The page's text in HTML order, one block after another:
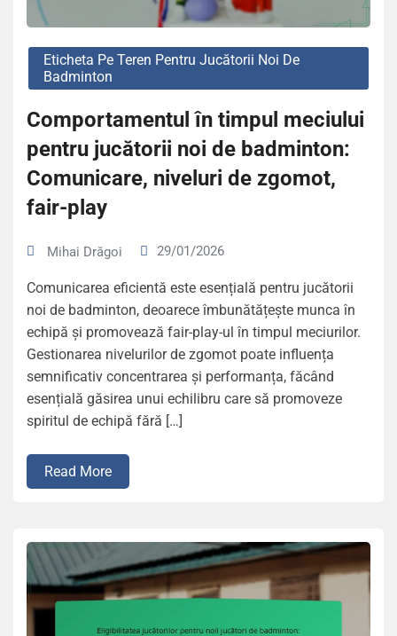
Eticheta Pe Teren Pentru Jucătorii Noi De
Badminton
Comportamentul în timpul meciului
pentru jucătorii noi de badminton:
Comunicare, niveluri de zgomot,
fair-play
Mihai Drăgoi 29/01/2026
Comunicarea eficientă este esențială pentru jucătorii
noi de badminton, deoarece îmbunătățește munca în
echipă și promovează fair-play-ul în timpul meciurilor.
Gestionarea nivelurilor de zgomot poate influența
semnificativ concentrarea și performanța, făcând
esențială găsirea unui echilibru care să promoveze
spiritul de echipă fără […]
Read More